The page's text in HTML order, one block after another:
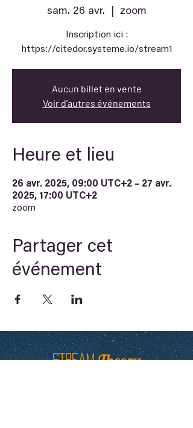
sam. 26 avr. zoom
Inscription ici :
https://citedor.systeme.io/stream1
Aucun billet en vente
Voir d'autres événements
Heure et lieu
26 avr. 2025, 09:00 UTC+2 – 27 avr.
2025, 17:00 UTC+2
zoom
Partager cet
événement
STREAM Theory